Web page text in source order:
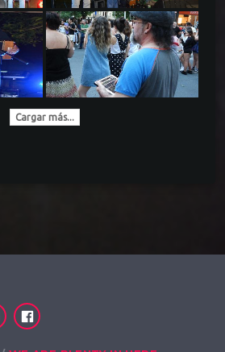
Cargar más...